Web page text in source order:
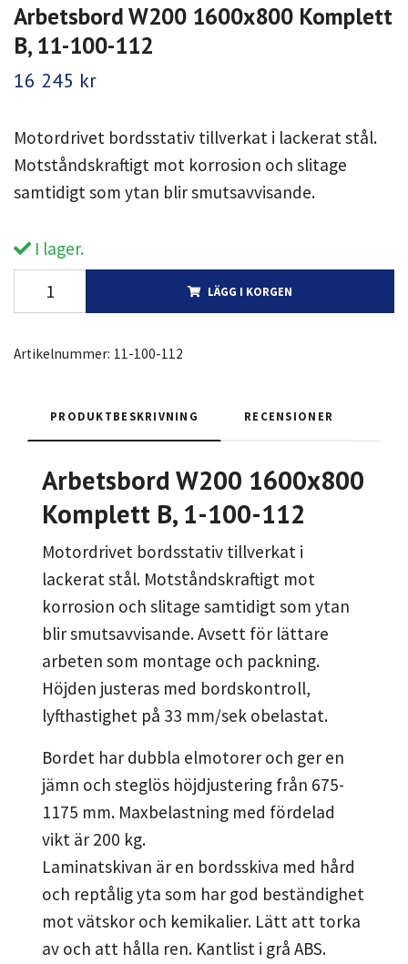
Arbetsbord W200 1600x800 Komplett
B, 11-100-112
16 245 kr
Motordrivet bordsstativ tillverkat i lackerat stål.
Motståndskraftigt mot korrosion och slitage
samtidigt som ytan blir smutsavvisande.
I lager.
LÄGG I KORGEN
Artikelnummer: 11-100-112
PRODUKTBESKRIVNING RECENSIONER
Arbetsbord W200 1600x800
Komplett B, 1-100-112
Motordrivet bordsstativ tillverkat i
lackerat stål. Motståndskraftigt mot
korrosion och slitage samtidigt som ytan
blir smutsavvisande. Avsett för lättare
arbeten som montage och packning.
Höjden justeras med bordskontroll,
lyfthastighet på 33 mm/sek obelastat.
Bordet har dubbla elmotorer och ger en
jämn och steglös höjdjustering från 675-
1175 mm. Maxbelastning med fördelad
vikt är 200 kg.
Laminatskivan är en bordsskiva med hård
och reptålig yta som har god beständighet
mot vätskor och kemikalier. Lätt att torka
av och att hålla ren. Kantlist i grå ABS.